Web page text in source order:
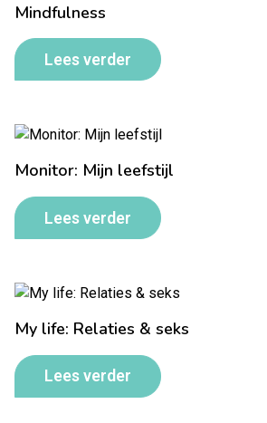
Mindfulness
Lees verder
Monitor: Mijn leefstijl
Lees verder
My life: Relaties & seks
Lees verder